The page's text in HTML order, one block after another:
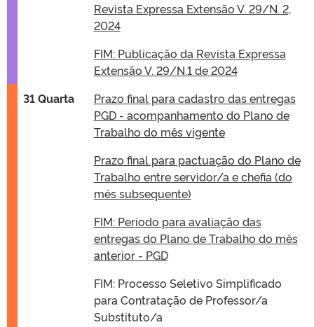
Revista Expressa Extensão V. 29/N. 2,
2024
FIM: Publicação da Revista Expressa
Extensão V. 29/N.1 de 2024
31 Quarta
Prazo final para cadastro das entregas
PGD - acompanhamento do Plano de
Trabalho do mês vigente
Prazo final para pactuação do Plano de
Trabalho entre servidor/a e chefia (do
mês subsequente)
FIM: Período para avaliação das
entregas do Plano de Trabalho do mês
anterior - PGD
FIM: Processo Seletivo Simplificado
para Contratação de Professor/a
Substituto/a